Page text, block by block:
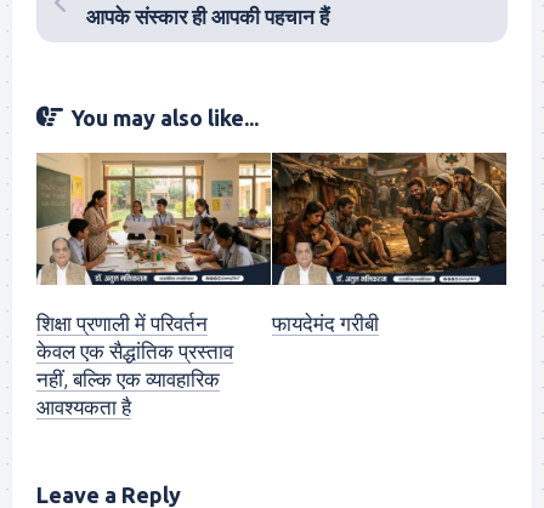
आपके संस्कार ही आपकी पहचान हैं
You may also like...
शिक्षा प्रणाली में परिवर्तन
केवल एक सैद्धांतिक प्रस्ताव
नहीं, बल्कि एक व्यावहारिक
आवश्यकता है
फायदेमंद गरीबी
Leave a Reply